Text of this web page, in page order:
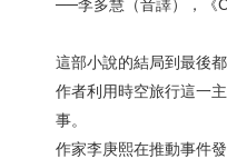
──李多慧（音譯），《
這部小說的結局到最後都
作者利用時空旅行這一
事。
作家李庚熙在推動事件